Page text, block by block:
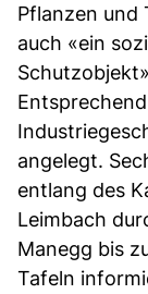
Pflanzen und
auch «ein
angelegt.
entlang des
Leimbach
Manegg bis
Tafeln